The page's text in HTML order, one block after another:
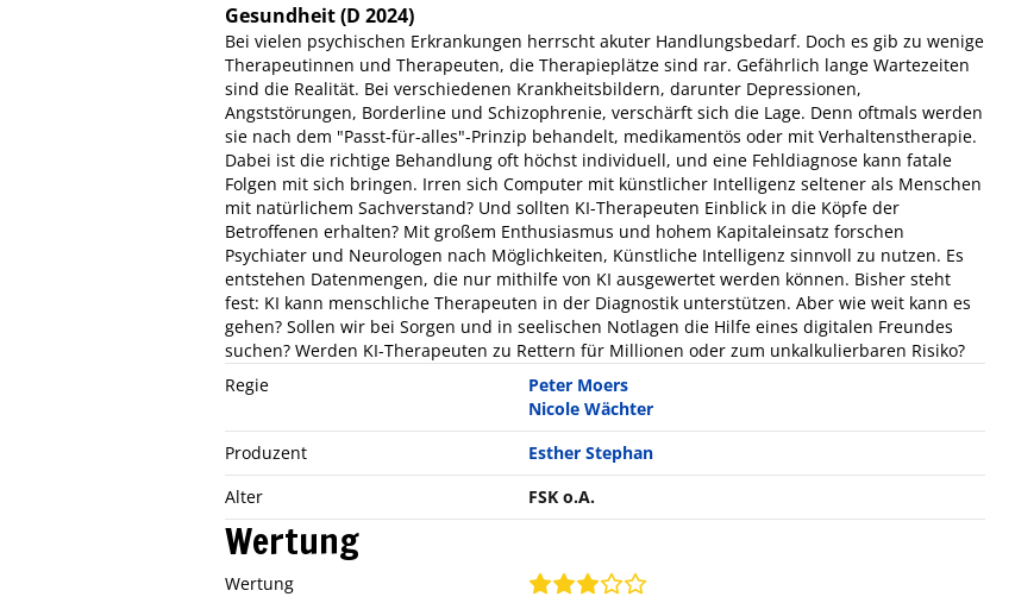
Gesundheit(D 2024)
Bei vielen psychischen Erkrankungen herrscht akuter Handlungsbedarf. Doch es gib zu wenige
Therapeutinnen und Therapeuten, die Therapieplätze sind rar. Gefährlich lange Wartezeiten
sind die Realität. Bei verschiedenen Krankheitsbildern, darunter Depressionen,
Angststörungen, Borderline und Schizophrenie, verschärft sich die Lage. Denn oftmals werden
sie nach dem "Passt-für-alles"-Prinzip behandelt, medikamentös oder mit Verhaltenstherapie.
Dabei ist die richtige Behandlung oft höchst individuell, und eine Fehldiagnose kann fatale
Folgen mit sich bringen. Irren sich Computer mit künstlicher Intelligenz seltener als Menschen
mit natürlichem Sachverstand? Und sollten KI-Therapeuten Einblick in die Köpfe der
Betroffenen erhalten? Mit großem Enthusiasmus und hohem Kapitaleinsatz forschen
Psychiater und Neurologen nach Möglichkeiten, Künstliche Intelligenz sinnvoll zu nutzen. Es
entstehen Datenmengen, die nur mithilfe von KI ausgewertet werden können. Bisher steht
fest: KI kann menschliche Therapeuten in der Diagnostik unterstützen. Aber wie weit kann es
gehen? Sollen wir bei Sorgen und in seelischen Notlagen die Hilfe eines digitalen Freundes
suchen? Werden KI-Therapeuten zu Rettern für Millionen oder zum unkalkulierbaren Risiko?
Regie
Peter Moers
Nicole Wächter
Produzent
Esther Stephan
Alter
FSK o.A.
Wertung
Wertung